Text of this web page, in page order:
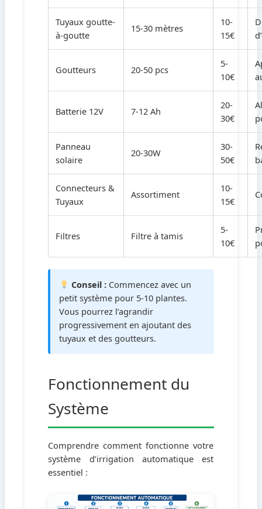
Tuyaux goutte-
à-goutte
15-30 mètres
10-
15€
Goutteurs 20-50 pcs
5-
10€
Batterie 12V 7-12 Ah
20-
30€
Panneau
solaire
20-30W
30-
50€
Connecteurs &
Tuyaux
Assortiment
10-
15€
Filtres Filtre à tamis
5-
10€
Conseil : Commencez avec un
petit système pour 5-10 plantes.
Vous pourrez l’agrandir
progressivement en ajoutant des
tuyaux et des goutteurs.
Fonctionnement du
Système
Comprendre comment fonctionne votre
système d’irrigation automatique est
essentiel :